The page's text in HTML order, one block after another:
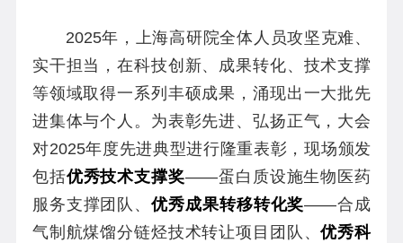
2025年，上海高研院全体人员攻坚克难、
实干担当，在科技创新、成果转化、技术支撑
等领域取得一系列丰硕成果，涌现出一大批先
进集体与个人。为表彰先进、弘扬正气，大会
对2025年度先进典型进行隆重表彰，现场颁发
包括优秀技术支撑奖——蛋白质设施生物医药
服务支撑团队、优秀成果转移转化奖——合成
气制航煤馏分链烃技术转让项目团队、优秀科